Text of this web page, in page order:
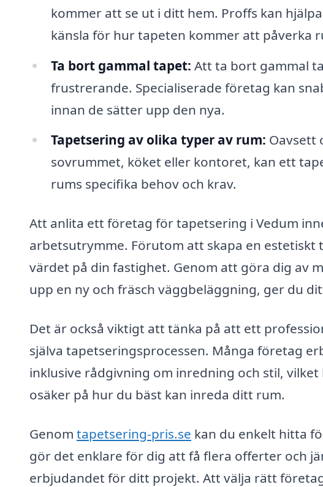
kommer att se ut i ditt hem. Proffs kan
känsla för hur tapeten kommer att påverka
Ta bort gammal tapet: Att ta bort gammal
frustrerande. Specialiserade företag kan
innan de sätter upp den nya.
Tapetsering av olika typer av rum: Oavsett
sovrummet, köket eller kontoret, kan ett
rums specifika behov och krav.
Att anlita ett företag för tapetsering i Vedum
arbetsutrymme. Förutom att skapa en estetiskt
värdet på din fastighet. Genom att göra dig av
upp en ny och fräsch väggbeläggning, ger du
Det är också viktigt att tänka på att ett
själva tapetseringsprocessen. Många företag
inklusive rådgivning om inredning och stil,
osäker på hur du bäst kan inreda ditt rum.
Genom tapetsering-pris.se kan du enkelt hitta
gör det enklare för dig att få flera offerter och
erbjudandet för ditt projekt. Att välja rätt